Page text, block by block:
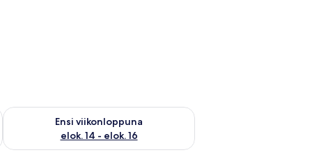
7 - elok. 9
Ensi viikonloppuna
elok. 14 - elok. 16
Tarkista ensi viikonlopun saatavuus elok. 14 - elok. 16